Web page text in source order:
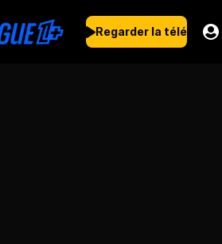
Regarder la télé